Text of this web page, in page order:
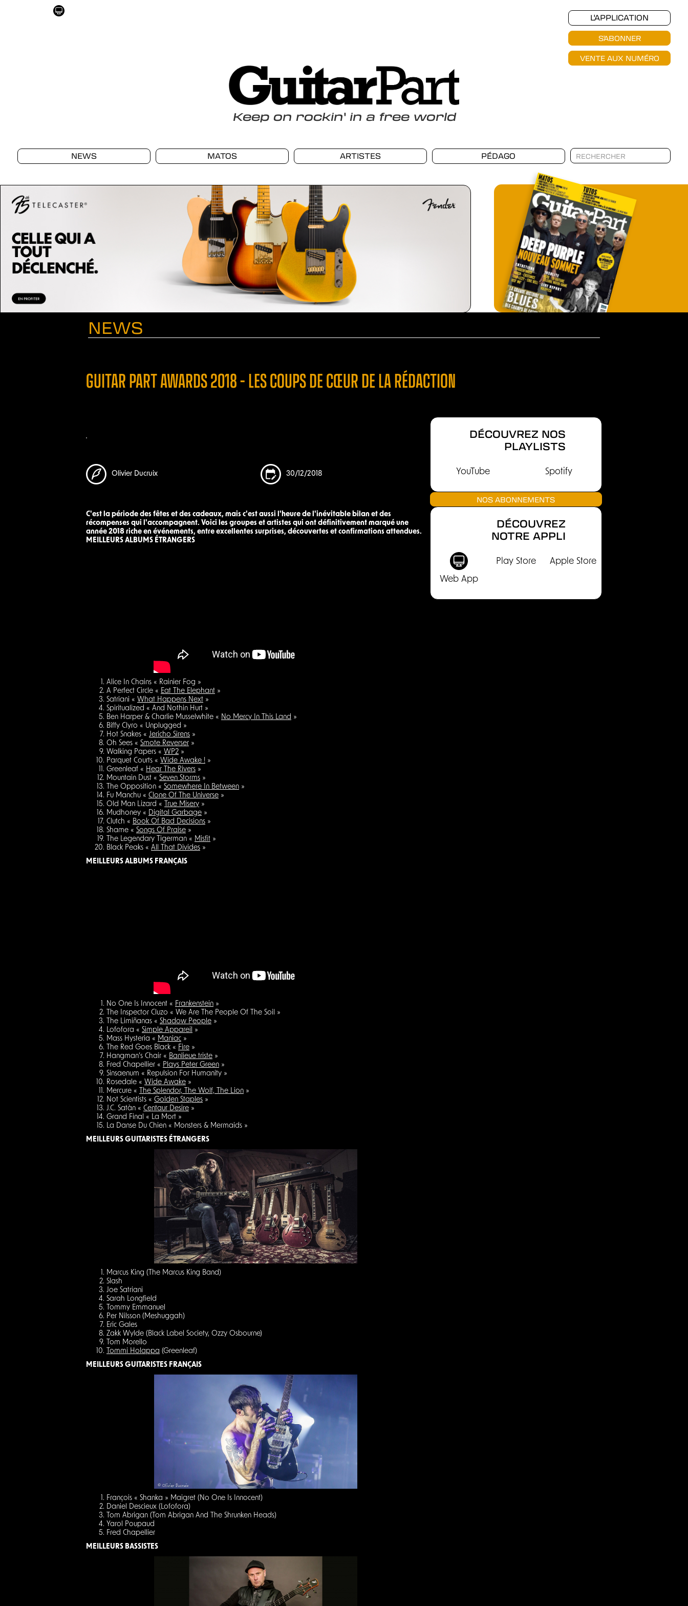
L'APPLICATION
S'ABONNER
VENTE AUX NUMÉRO
Keepon rockin' in a free world
NEWS MATOS ARTISTES PÉDAGO
NEWS
GUITAR PART AWARDS 2018 – LES COUPS DE CŒUR DE LA RÉDACTION
Olivier Ducruix 30/12/2018
C'est la période des fêtes et des cadeaux, mais c'est aussi l'heure de l'inévitable bilan et des
récompenses qui l'accompagnent. Voici les groupes et artistes qui ont définitivement marqué une
année 2018 riche en événements, entre excellentes surprises, découvertes et confirmations attendues.
MEILLEURS ALBUMS ÉTRANGERS
Alice In Chains « Rainier Fog »
A Perfect Circle « Eat The Elephant »
Satriani « What Happens Next »
Spiritualized « And Nothin Hurt »
Ben Harper & Charlie Musselwhite « No Mercy In This Land »
Biffy Clyro « Unplugged »
Hot Snakes « Jericho Sirens »
Oh Sees « Smote Reverser »
Walking Papers « WP2 »
Parquet Courts « Wide Awake ! »
Greenleaf « Hear The Rivers »
Mountain Dust « Seven Storms »
The Opposition « Somewhere In Between »
Fu Manchu « Clone Of The Universe »
Old Man Lizard « True Misery »
Mudhoney « Digital Garbage »
Clutch « Book Of Bad Decisions »
Shame « Songs Of Praise »
The Legendary Tigerman « Misfit »
Black Peaks « All That Divides »
MEILLEURS ALBUMS FRANÇAIS
No One Is Innocent « Frankenstein »
The Inspector Cluzo « We Are The People Of The Soil »
The Limiñanas « Shadow People »
Lofofora « Simple Appareil »
Mass Hysteria « Maniac »
The Red Goes Black « Fire »
Hangman’s Chair « Banlieue triste »
Fred Chapellier « Plays Peter Green »
Sinsaenum « Repulsion For Humanity »
Rosedale « Wide Awake »
Mercure «
The Splendor, The Wolf, The Lion »
Not Scientists « Golden Staples »
J.C. Satàn « Centaur Desire »
Grand Final « La Mort »
La Danse Du Chien « Monsters & Mermaids »
MEILLEURS GUITARISTES ÉTRANGERS
Marcus King (The Marcus King Band)
Slash
Joe Satriani
Sarah Longfield
Tommy Emmanuel
Per Nilsson (Meshuggah)
Eric Gales
Zakk Wylde (Black Label Society, Ozzy Osbourne)
Tom Morello
Tommi Holappa (Greenleaf)
MEILLEURS GUITARISTES FRANÇAIS
François « Shanka » Maigret (No One Is Innocent)
Daniel Descieux (Lofofora)
Tom Abrigan (Tom Abrigan And The Shrunken Heads)
Yarol Poupaud
Fred Chapellier
MEILLEURS BASSISTES
DÉCOUVREZ NOS
PLAYLISTS
YouTube Spotify
NOS ABONNEMENTS
DÉCOUVREZ
NOTRE APPLI
Web App
Play Store Apple Store